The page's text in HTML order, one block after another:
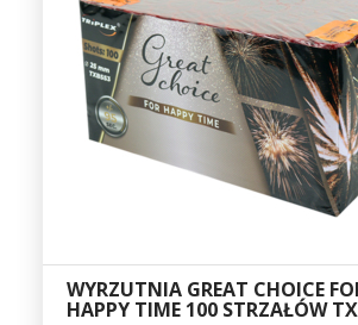
WYRZUTNIA GREAT CHOICE
HAPPY TIME 100 STRZAŁÓW